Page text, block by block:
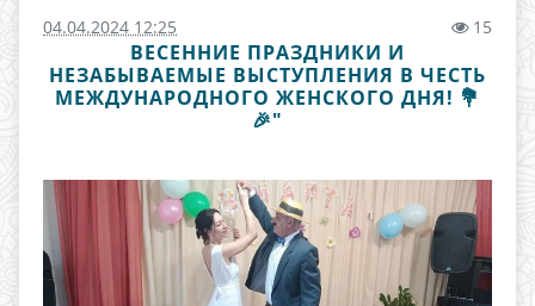
04.04.2024 12:25 15
ВЕСЕННИЕ ПРАЗДНИКИ И
НЕЗАБЫВАЕМЫЕ ВЫСТУПЛЕНИЯ В ЧЕСТЬ
МЕЖДУНАРОДНОГО ЖЕНСКОГО ДНЯ! 💐
🎉"